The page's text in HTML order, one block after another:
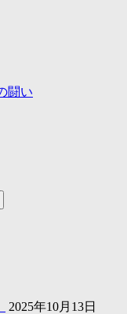
闘い
2025年10月13日